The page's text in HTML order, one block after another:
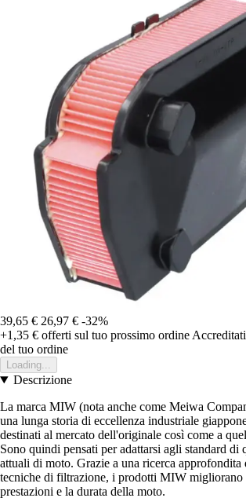
39,65 € 26,97 € -32%
+1,35 € offerti sul tuo prossimo ordine
del tuo ordine
Loading...
Descrizione
La marca MIW (nota anche come Meiwa
una lunga storia di eccellenza industriale
destinati al mercato dell'originale così come a
Sono quindi pensati per adattarsi agli standard di
attuali di moto. Grazie a una ricerca approfondita
tecniche di filtrazione, i prodotti MIW migliorano
prestazioni e la durata della moto.